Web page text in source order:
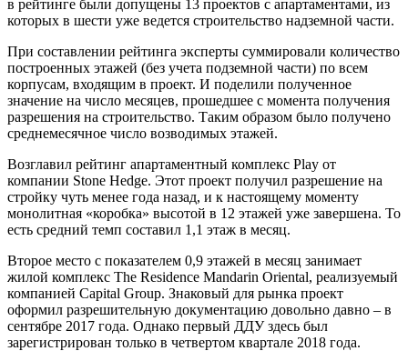
в рейтинге были допущены 13 проектов с апартаментами, из
которых в шести уже ведется строительство надземной части.
При составлении рейтинга эксперты суммировали количество
построенных этажей (без учета подземной части) по всем
корпусам, входящим в проект. И поделили полученное
значение на число месяцев, прошедшее с момента получения
разрешения на строительство. Таким образом было получено
среднемесячное число возводимых этажей.
Возглавил рейтинг апартаментный комплекс Play от
компании Stone Hedge. Этот проект получил разрешение на
стройку чуть менее года назад, и к настоящему моменту
монолитная «коробка» высотой в 12 этажей уже завершена. То
есть средний темп составил 1,1 этаж в месяц.
Второе место с показателем 0,9 этажей в месяц занимает
жилой комплекс The Residence Mandarin Oriental, реализуемый
компанией Capital Group. Знаковый для рынка проект
оформил разрешительную документацию довольно давно – в
сентябре 2017 года. Однако первый ДДУ здесь был
зарегистрирован только в четвертом квартале 2018 года.